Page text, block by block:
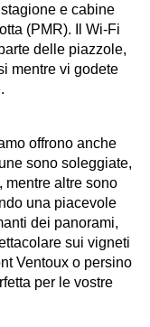
e cabine
(PMR). Il Wi-Fi
delle piazzole,
mentre vi godete
offrono anche
sono soleggiate,
mentre altre sono
una piacevole
dei panorami,
sui vigneti
Ventoux o persino
per le vostre